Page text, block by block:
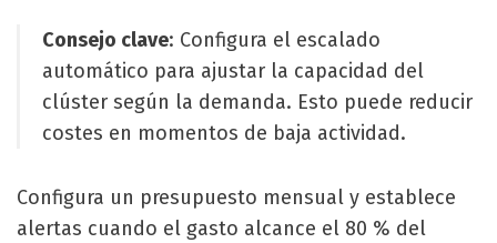
Consejo clave: Configura el escalado
automático para ajustar la capacidad del
clúster según la demanda. Esto puede reducir
costes en momentos de baja actividad.
Configura un presupuesto mensual y establece
alertas cuando el gasto alcance el 80 % del